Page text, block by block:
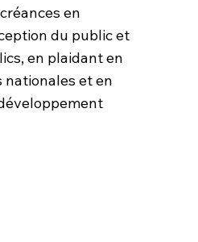
en
du public et
en plaidant en
nationales et en